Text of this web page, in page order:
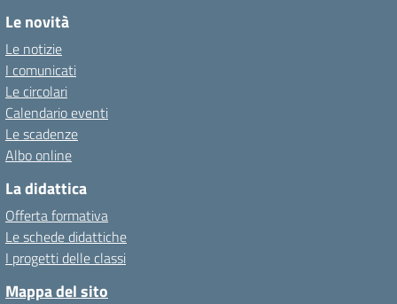
Le novità
Le notizie
I comunicati
Le circolari
Calendario eventi
Le scadenze
Albo online
La didattica
Offerta formativa
Le schede didattiche
I progetti delle classi
Mappa del sito